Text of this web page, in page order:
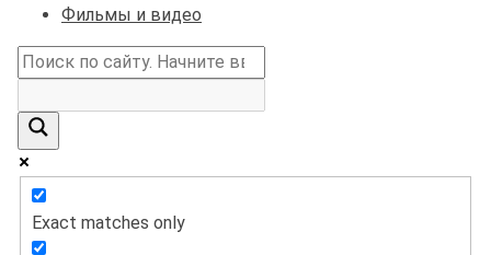
Фильмы и видео
Exact matches only